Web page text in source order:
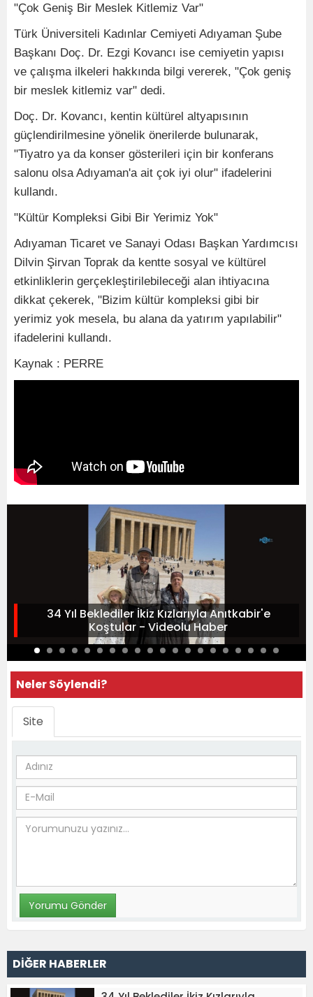
"Çok Geniş Bir Meslek Kitlemiz Var"
Türk Üniversiteli Kadınlar Cemiyeti Adıyaman Şube
Başkanı Doç. Dr. Ezgi Kovancı ise cemiyetin yapısı
ve çalışma ilkeleri hakkında bilgi vererek, "Çok geniş
bir meslek kitlemiz var" dedi.
Doç. Dr. Kovancı, kentin kültürel altyapısının
güçlendirilmesine yönelik önerilerde bulunarak,
"Tiyatro ya da konser gösterileri için bir konferans
salonu olsa Adıyaman'a ait çok iyi olur" ifadelerini
kullandı.
"Kültür Kompleksi Gibi Bir Yerimiz Yok"
Adıyaman Ticaret ve Sanayi Odası Başkan Yardımcısı
Dilvin Şirvan Toprak da kentte sosyal ve kültürel
etkinliklerin gerçekleştirilebileceği alan ihtiyacına
dikkat çekerek, "Bizim kültür kompleksi gibi bir
yerimiz yok mesela, bu alana da yatırım yapılabilir"
ifadelerini kullandı.
Kaynak : PERRE
34 Yıl Beklediler İkiz Kızlarıyla Anıtkabir'e
Koştular - Videolu Haber
Neler Söylendi?
Site
DİĞER HABERLER